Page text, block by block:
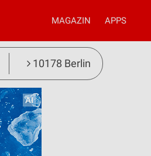
MAGAZIN APPS
10178 Berlin